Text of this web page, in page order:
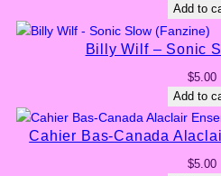
Add to
Billy Wilf – Sonic
$5.00
Add to
Cahier Bas-Canada
$5.00